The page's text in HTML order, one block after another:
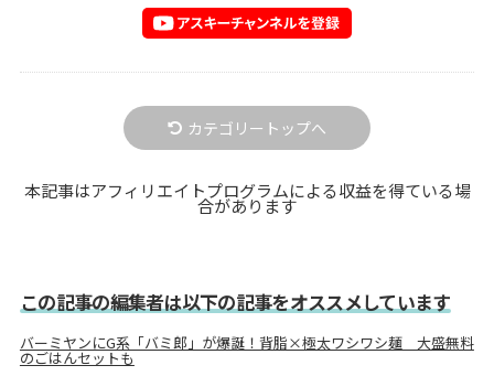
カテゴリートップへ
本記事はアフィリエイトプログラムによる収益を得ている場
合があります
この記事の編集者は以下の記事をオススメしています
バーミヤンにG系「バミ郎」が爆誕！背脂×極太ワシワシ麺 大盛無料
のごはんセットも